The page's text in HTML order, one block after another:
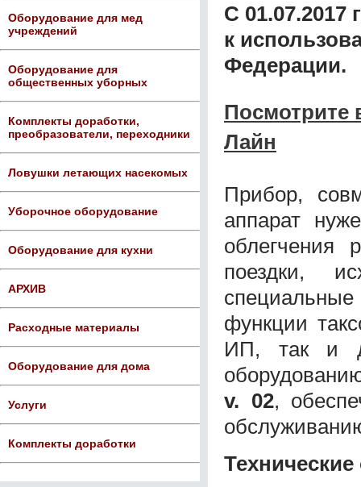
Оборудование для мед
учреждений
Оборудование для
общественных уборных
Комплекты доработки,
преобразователи, переходники
Ловушки летающих насекомых
Уборочное оборудование
Оборудование для кухни
АРХИВ
Расходные материалы
Оборудование для дома
Услуги
Комплекты доработки
С 01.07.2017
к
Федерации.
Посмотрите
Лайн
Прибор,
аппарат
облегчения
поездки,
функции
ИП, так и
v. 02,